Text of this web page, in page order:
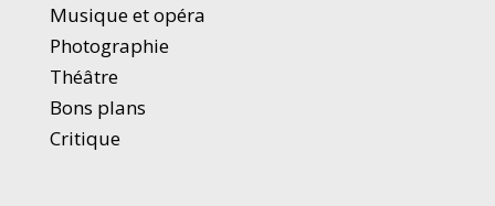
Musique et opéra
Photographie
Théâtre
Bons plans
Critique